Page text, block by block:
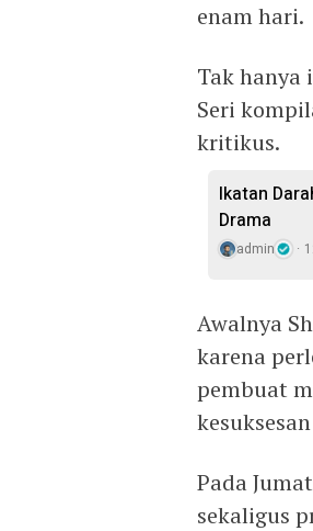
enam hari.
Tak hanya
Seri
kritikus.
Ikatan
Drama
admin
Awalnya
karena
pembuat
Pada
sekaligus